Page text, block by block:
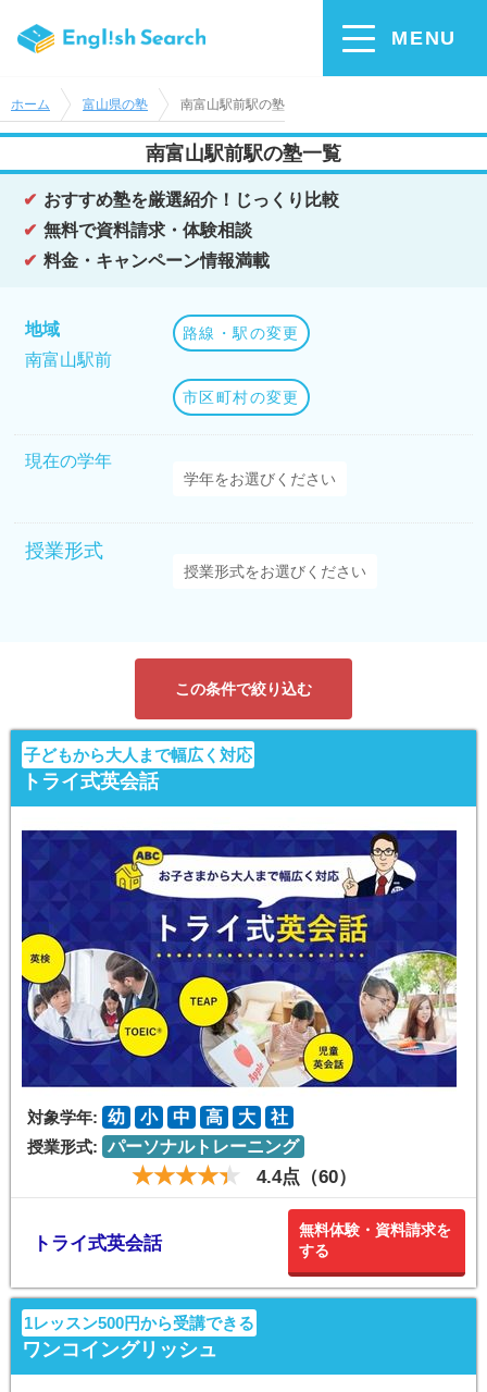
MENU
ホーム 富山県の塾 南富山駅前駅の塾
南富山駅前駅の塾一覧
おすすめ塾を厳選紹介！じっくり比較
無料で資料請求・体験相談
料金・キャンペーン情報満載
地域
南富山駅前
路線・駅の変更
市区町村の変更
現在の学年
授業形式
この条件で絞り込む
子どもから大人まで幅広く対応
トライ式英会話
対象学年: 幼 小 中 高 大
社
授業形式: パーソナルトレーニング
4.4点（60）
トライ式英会話
無料体験・資料請求を
する
1レッスン500円から受講できる
ワンコイングリッシュ